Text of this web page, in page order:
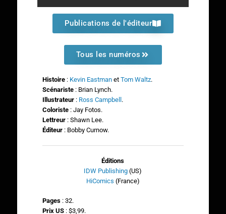
Publications de l'éditeur
Tous les numéros
Histoire: Kevin Eastmanet Tom Waltz.
Scénariste : Brian Lynch.
Illustrateur : Ross Campbell .
Coloriste : Jay Fotos.
Lettreur : Shawn Lee.
Éditeur : Bobby Curnow.
Éditions
IDW Publishing (US)
HiComics (France)
Pages: 32.
Prix US: $3,99.